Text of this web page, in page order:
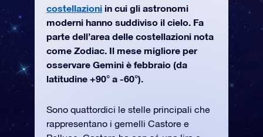
costellazioni in cui gli astronomi
moderni hanno suddiviso il cielo. Fa
parte dell’area delle costellazioni nota
come Zodiac. Il mese migliore per
osservare Gemini è febbraio (da
latitudine +90° a -60°).
Sono quattordici le stelle principali che
rappresentano i gemelli Castore e